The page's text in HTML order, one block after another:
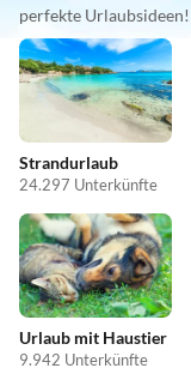
perfekte Urlaubsideen!
Strandurlaub
24.297 Unterkünfte
Urlaub mit Haustier
9.942 Unterkünfte